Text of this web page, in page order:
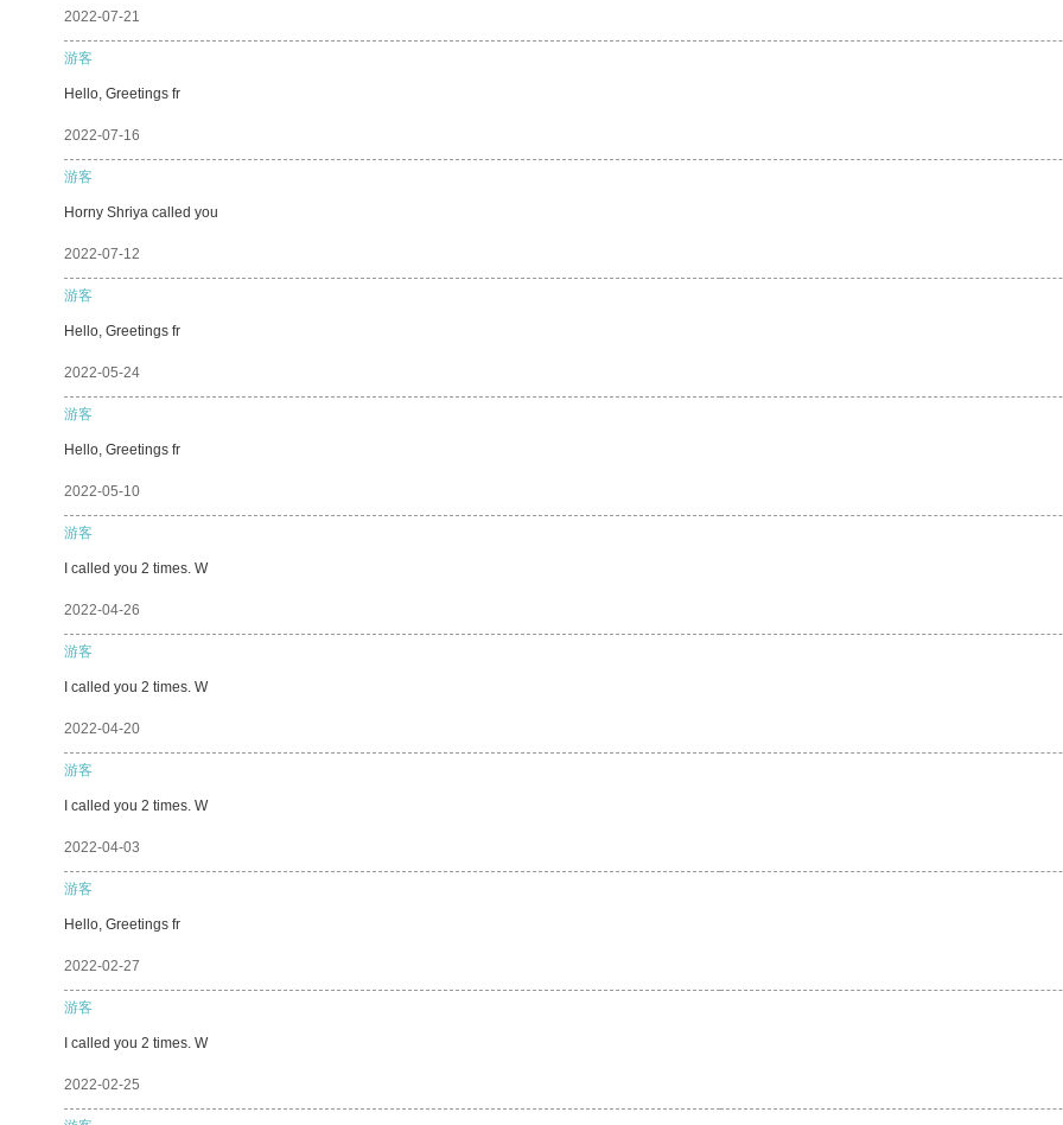
2022-07-21
游客
Hello, Greetings fr
2022-07-16
游客
Horny Shriya called you
2022-07-12
游客
Hello, Greetings fr
2022-05-24
游客
Hello, Greetings fr
2022-05-10
游客
I called you 2 times. W
2022-04-26
游客
I called you 2 times. W
2022-04-20
游客
I called you 2 times. W
2022-04-03
游客
Hello, Greetings fr
2022-02-27
游客
I called you 2 times. W
2022-02-25